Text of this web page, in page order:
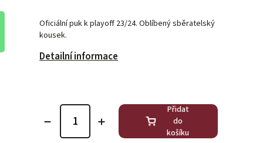
Oficiální puk k playoff 23/24. Oblíbený sběratelský
kousek.
Detailní informace
Přidat
do
košíku